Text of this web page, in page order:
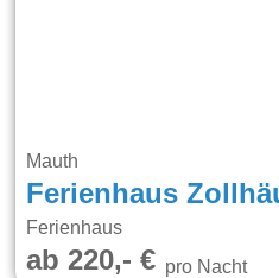
Mauth
Ferienhaus
Ferienhaus
ab 220,- €pro Nacht